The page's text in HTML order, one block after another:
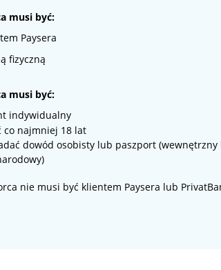
musi być:
Paysera
fizyczną
musi być:
indywidualny
co najmniej 18 lat
dowód osobisty lub paszport (wewnętrzny
nie musi być klientem Paysera lub